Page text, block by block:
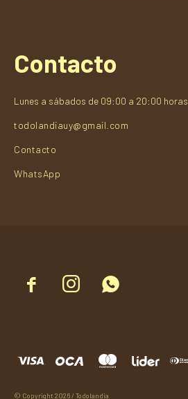
  
Contacto
Lunes a sábados de 09:00 a 20:00 horas.
todolandiauy@gmail.com
Contacto
WhatsApp
© Copyright 2026 / Todolandia